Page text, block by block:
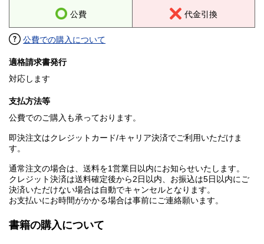
公費 代金引換
公費での購入について
適格請求書発行
対応します
支払方法等
公費でのご購入も承っております。
即決注文はクレジットカード/キャリア決済でご利用いただけま
す。
通常注文の場合は、送料を1営業日以内にお知らせいたします。
クレジット決済は送料確定後から2日以内、お振込は5日以内にご
決済いただけない場合は自動でキャンセルとなります。
お支払いにお時間がかかる場合は事前にご連絡願います。
書籍の購入について